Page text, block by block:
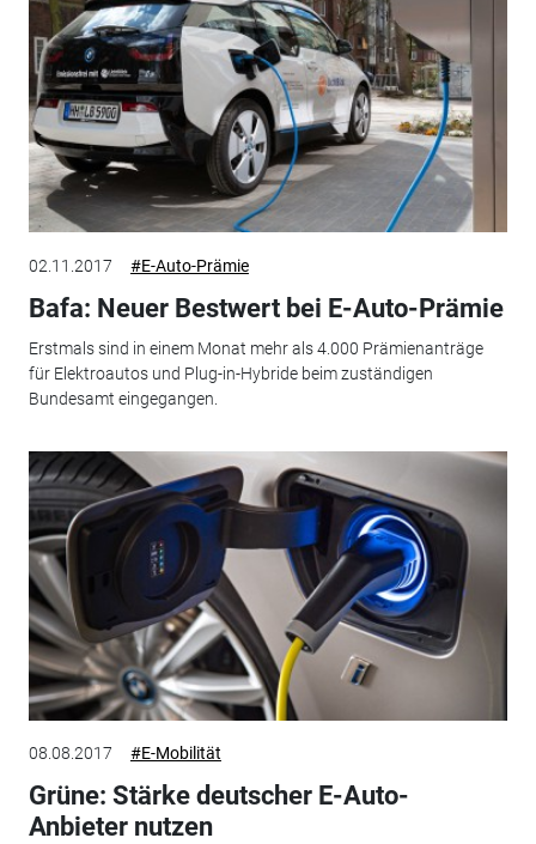
02.11.2017 #E-Auto-Prämie
Bafa: Neuer Bestwert bei E-Auto-Prämie
Erstmals sind in einem Monat mehr als 4.000 Prämienanträge
für Elektroautos und Plug-in-Hybride beim zuständigen
Bundesamt eingegangen.
08.08.2017 #E-Mobilität
Grüne: Stärke deutscher E-Auto-
Anbieter nutzen